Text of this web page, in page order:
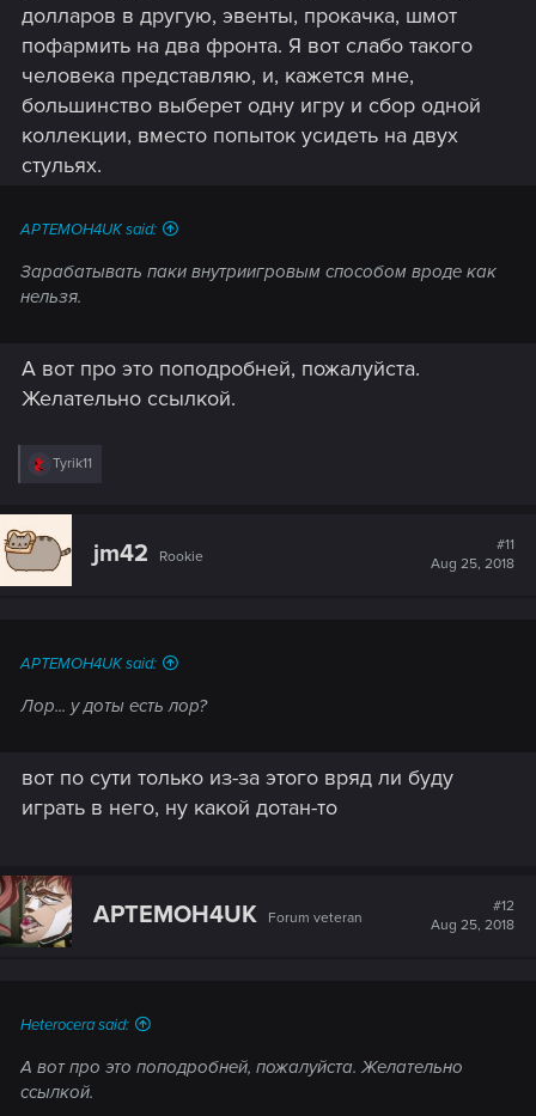
долларов в другую, эвенты, прокачка, шмот
пофармить на два фронта. Я вот слабо такого
человека представляю, и, кажется мне,
большинство выберет одну игру и сбор одной
коллекции, вместо попыток усидеть на двух
стульях.
APTEMOH4UK said:
Зарабатывать паки внутриигровым способом вроде как
нельзя.
А вот про это поподробней, пожалуйста.
Желательно ссылкой.
R
c
t
o
Tyrik11
jm42 Rookie
#11
Aug 25, 2018
APTEMOH4UK said:
Лор... у доты есть лор?
вот по сути только из-за этого вряд ли буду
играть в него, ну какой дотан-то
APTEMOH4UK Forum veteran
#12
Aug 25, 2018
Heterocera said:
А вот про это поподробней, пожалуйста. Желательно
ссылкой.